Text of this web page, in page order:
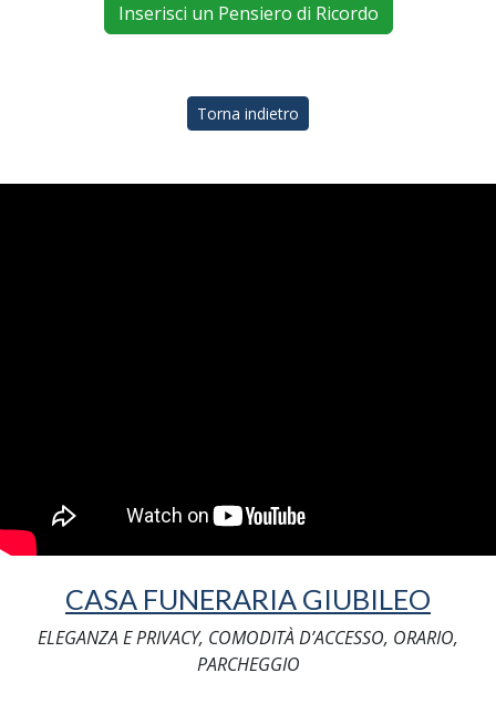
Inserisci un Pensiero di Ricordo
Torna indietro
CASA FUNERARIA GIUBILEO
ELEGANZA E PRIVACY, COMODITÀ D’ACCESSO, ORARIO,
PARCHEGGIO